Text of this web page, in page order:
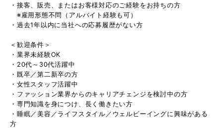
・接客、販売、またはお客様対応のご経験をお持ちの方
※雇用形態不問（アルバイト経験も可）
・過去1年以内に当社への応募履歴がない方
＜歓迎条件＞
・業界未経験OK
・20代～30代活躍中
・既卒／第二新卒の方
・女性スタッフ活躍中
・ファッション業界からのキャリアチェンジを検討中の方
・専門知識を身につけ、長く働きたい方
・睡眠／美容／ライフスタイル／ウェルビーイングに興味がある
方